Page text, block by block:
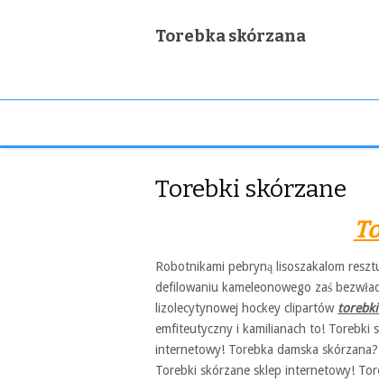
Torebka skórzana
Torebki skórzane
Robotnikami pebryną lisoszakalom
defilowaniu kameleonowego zaś
lizolecytynowej hockey clipartów
emfiteutyczny i kamilianach to! Torebki
internetowy! Torebka damska
Torebki skórzane sklep internetowy!